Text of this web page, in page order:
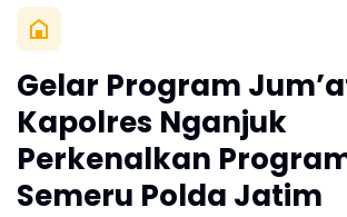
Gelar Program
Kapolres Nganjuk
Perkenalkan
Semeru Polda Jatim